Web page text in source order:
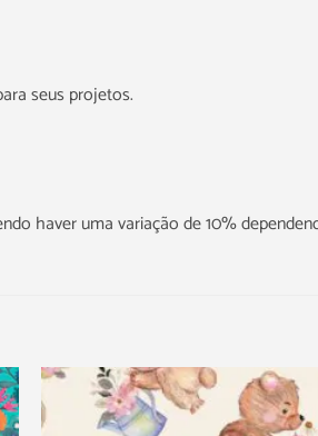
seus projetos.
haver uma variação de 10%